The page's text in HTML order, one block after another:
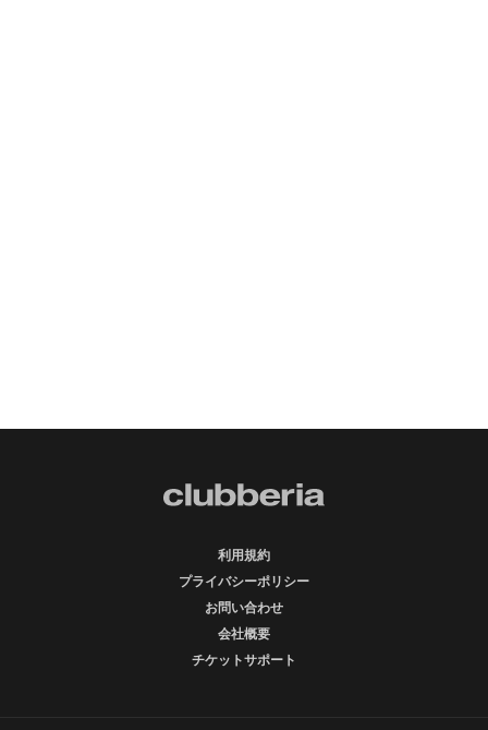
利用規約
プライバシーポリシー
お問い合わせ
会社概要
チケットサポート